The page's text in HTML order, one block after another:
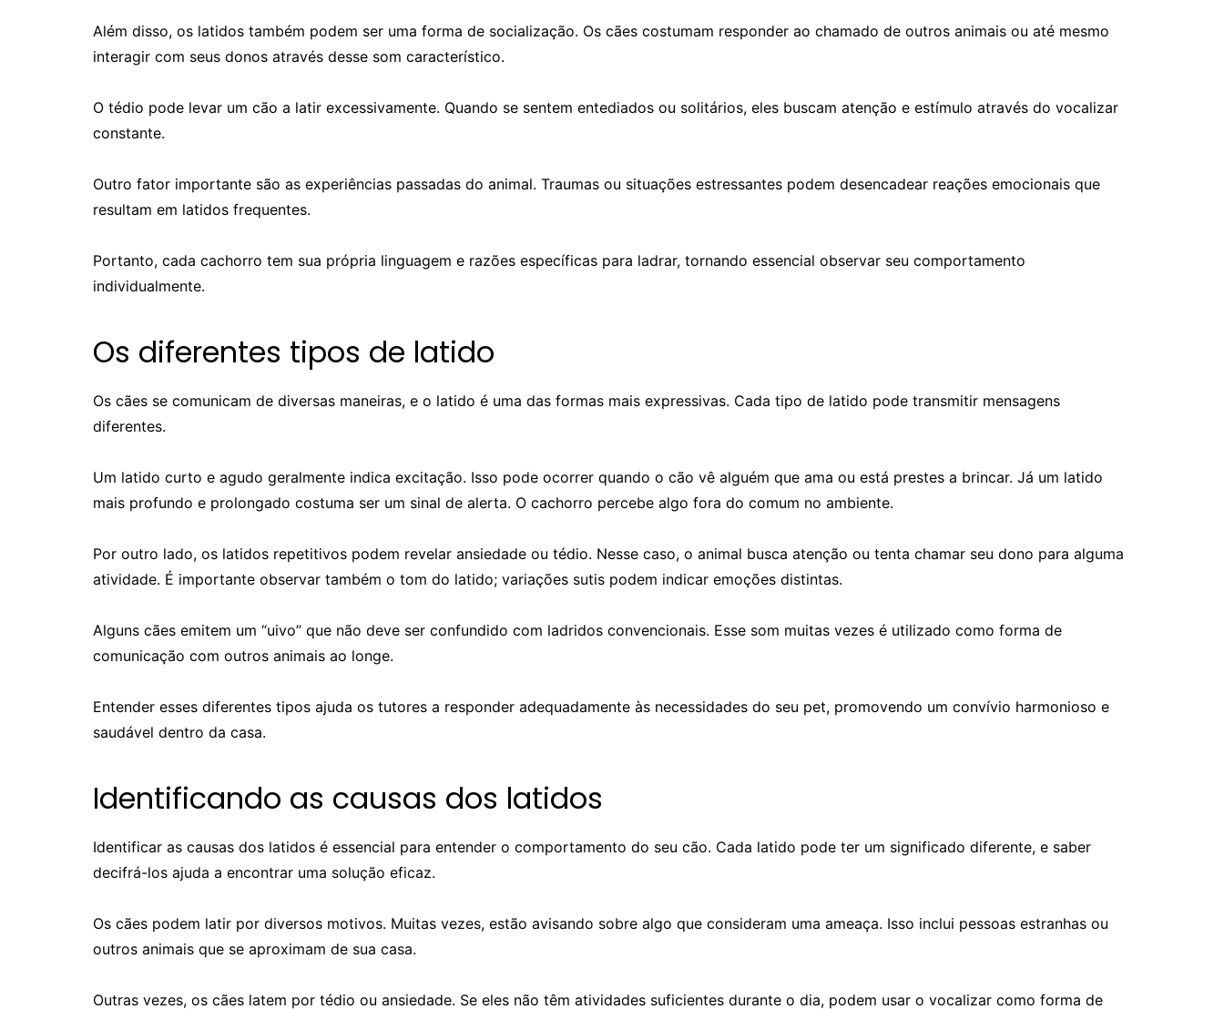
Além disso, os latidos também podem ser uma forma de socialização. Os cães costumam responder ao chamado de outros animais ou até mesmo
interagir com seus donos através desse som característico.
O tédio pode levar um cão a latir excessivamente. Quando se sentem entediados ou solitários, eles buscam atenção e estímulo através do vocalizar
constante.
Outro fator importante são as experiências passadas do animal. Traumas ou situações estressantes podem desencadear reações emocionais que
resultam em latidos frequentes.
Portanto, cada cachorro tem sua própria linguagem e razões específicas para ladrar, tornando essencial observar seu comportamento
individualmente.
Os diferentes tipos de latido
Os cães se comunicam de diversas maneiras, e o latido é uma das formas mais expressivas. Cada tipo de latido pode transmitir mensagens
diferentes.
Um latido curto e agudo geralmente indica excitação. Isso pode ocorrer quando o cão vê alguém que ama ou está prestes a brincar. Já um latido
mais profundo e prolongado costuma ser um sinal de alerta. O cachorro percebe algo fora do comum no ambiente.
Por outro lado, os latidos repetitivos podem revelar ansiedade ou tédio. Nesse caso, o animal busca atenção ou tenta chamar seu dono para alguma
atividade. É importante observar também o tom do latido; variações sutis podem indicar emoções distintas.
Alguns cães emitem um “uivo” que não deve ser confundido com ladridos convencionais. Esse som muitas vezes é utilizado como forma de
comunicação com outros animais ao longe.
Entender esses diferentes tipos ajuda os tutores a responder adequadamente às necessidades do seu pet, promovendo um convívio harmonioso e
saudável dentro da casa.
Identificando as causas dos latidos
Identificar as causas dos latidos é essencial para entender o comportamento do seu cão. Cada latido pode ter um significado diferente, e saber
decifrá-los ajuda a encontrar uma solução eficaz.
Os cães podem latir por diversos motivos. Muitas vezes, estão avisando sobre algo que consideram uma ameaça. Isso inclui pessoas estranhas ou
outros animais que se aproximam de sua casa.
Outras vezes, os cães latem por tédio ou ansiedade. Se eles não têm atividades suficientes durante o dia, podem usar o vocalizar como forma de